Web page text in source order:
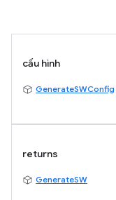
cấu hình
GenerateSWConfig
returns
GenerateSW